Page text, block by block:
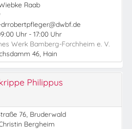
Raab
Uhr - 17:00 Uhr
Werk Bamberg-Forchheim e. V.
46, Hain
Philippus
76, Bruderwald
Bergheim